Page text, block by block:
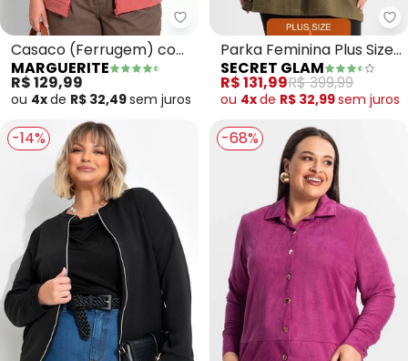
Marguerite - Casaco
Casaco (Ferrugem) com
Zíper Plus Size Marguerite
MARGUERITE
R$ 129,99
ou 4xde R$ 32,49sem juros
Parka Feminina Plus Size
(Verde)
SECRET GLAM
R$ 131,99R$ 399,99
ou 4xde R$ 32,99sem juros
-14% -68%